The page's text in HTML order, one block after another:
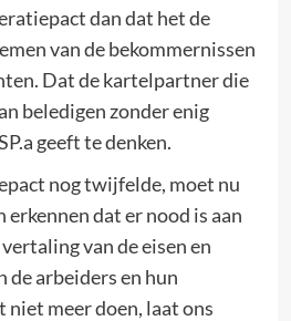
dan dat het de
van de bekommernissen
Dat de kartelpartner die
beledigen zonder enig
geeft te denken.
nog twijfelde, moet nu
dat er nood is aan
van de eisen en
de arbeiders en hun
niet meer doen, laat ons